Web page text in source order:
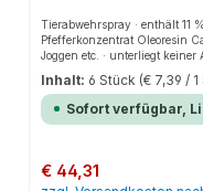
Tierabwehrspray · enthält 11
Pfefferkonzentrat Oleoresin
Joggen etc. · unterliegt
Handhabung, sehr effektiv
bietet als FOG (Sprühnebel)
Panikverschluss, der
mit Federfunktion zum
Inhalt: 6 Stück (€ 7,39 /
Sofort verfügbar,
Regulärer Preis:
€ 44,31